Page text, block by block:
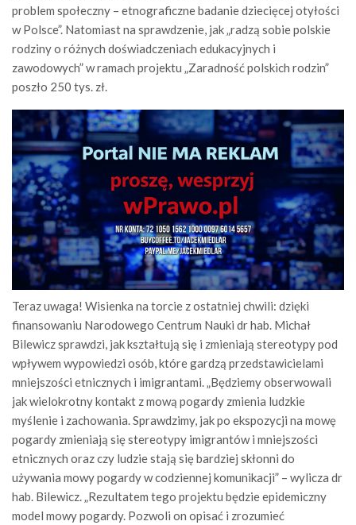
problem społeczny – etnograficzne badanie dziecięcej otyłości
w Polsce”. Natomiast na sprawdzenie, jak „radzą sobie polskie
rodziny o różnych doświadczeniach edukacyjnych i
zawodowych” w ramach projektu „Zaradność polskich rodzin”
poszło 250 tys. zł.
Teraz uwaga! Wisienka na torcie z ostatniej chwili: dzięki
finansowaniu Narodowego Centrum Nauki dr hab. Michał
Bilewicz sprawdzi, jak kształtują się i zmieniają stereotypy pod
wpływem wypowiedzi osób, które gardzą przedstawicielami
mniejszości etnicznych i imigrantami. „Będziemy obserwowali
jak wielokrotny kontakt z mową pogardy zmienia ludzkie
myślenie i zachowania. Sprawdzimy, jak po ekspozycji na mowę
pogardy zmieniają się stereotypy imigrantów i mniejszości
etnicznych oraz czy ludzie stają się bardziej skłonni do
używania mowy pogardy w codziennej komunikacji” – wylicza dr
hab. Bilewicz. „Rezultatem tego projektu będzie epidemiczny
model mowy pogardy. Pozwoli on opisać i zrozumieć